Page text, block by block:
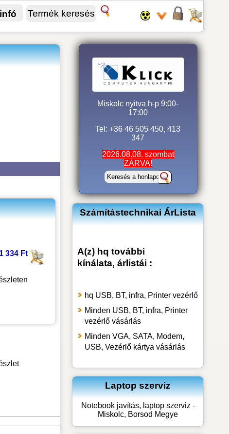
1 334 Ft
Miskolc nyitva h-p 9:00-
17:00
Tel: +36 46 505 450, 413
347
2026.08.08. szombat
ZÁRVA!
Számítástechnikai ÁrLista
A(z) hq további
kínálata, árlistái :
hq USB, BT, infra, Printer vezérlő
Minden USB, BT, infra, Printer
vezérlő vásárlás
Minden VGA, SATA, Modem,
USB, Vezérlő kártya vásárlás
Laptop szerviz
Notebook javítás, laptop szerviz -
Miskolc, Borsod Megye